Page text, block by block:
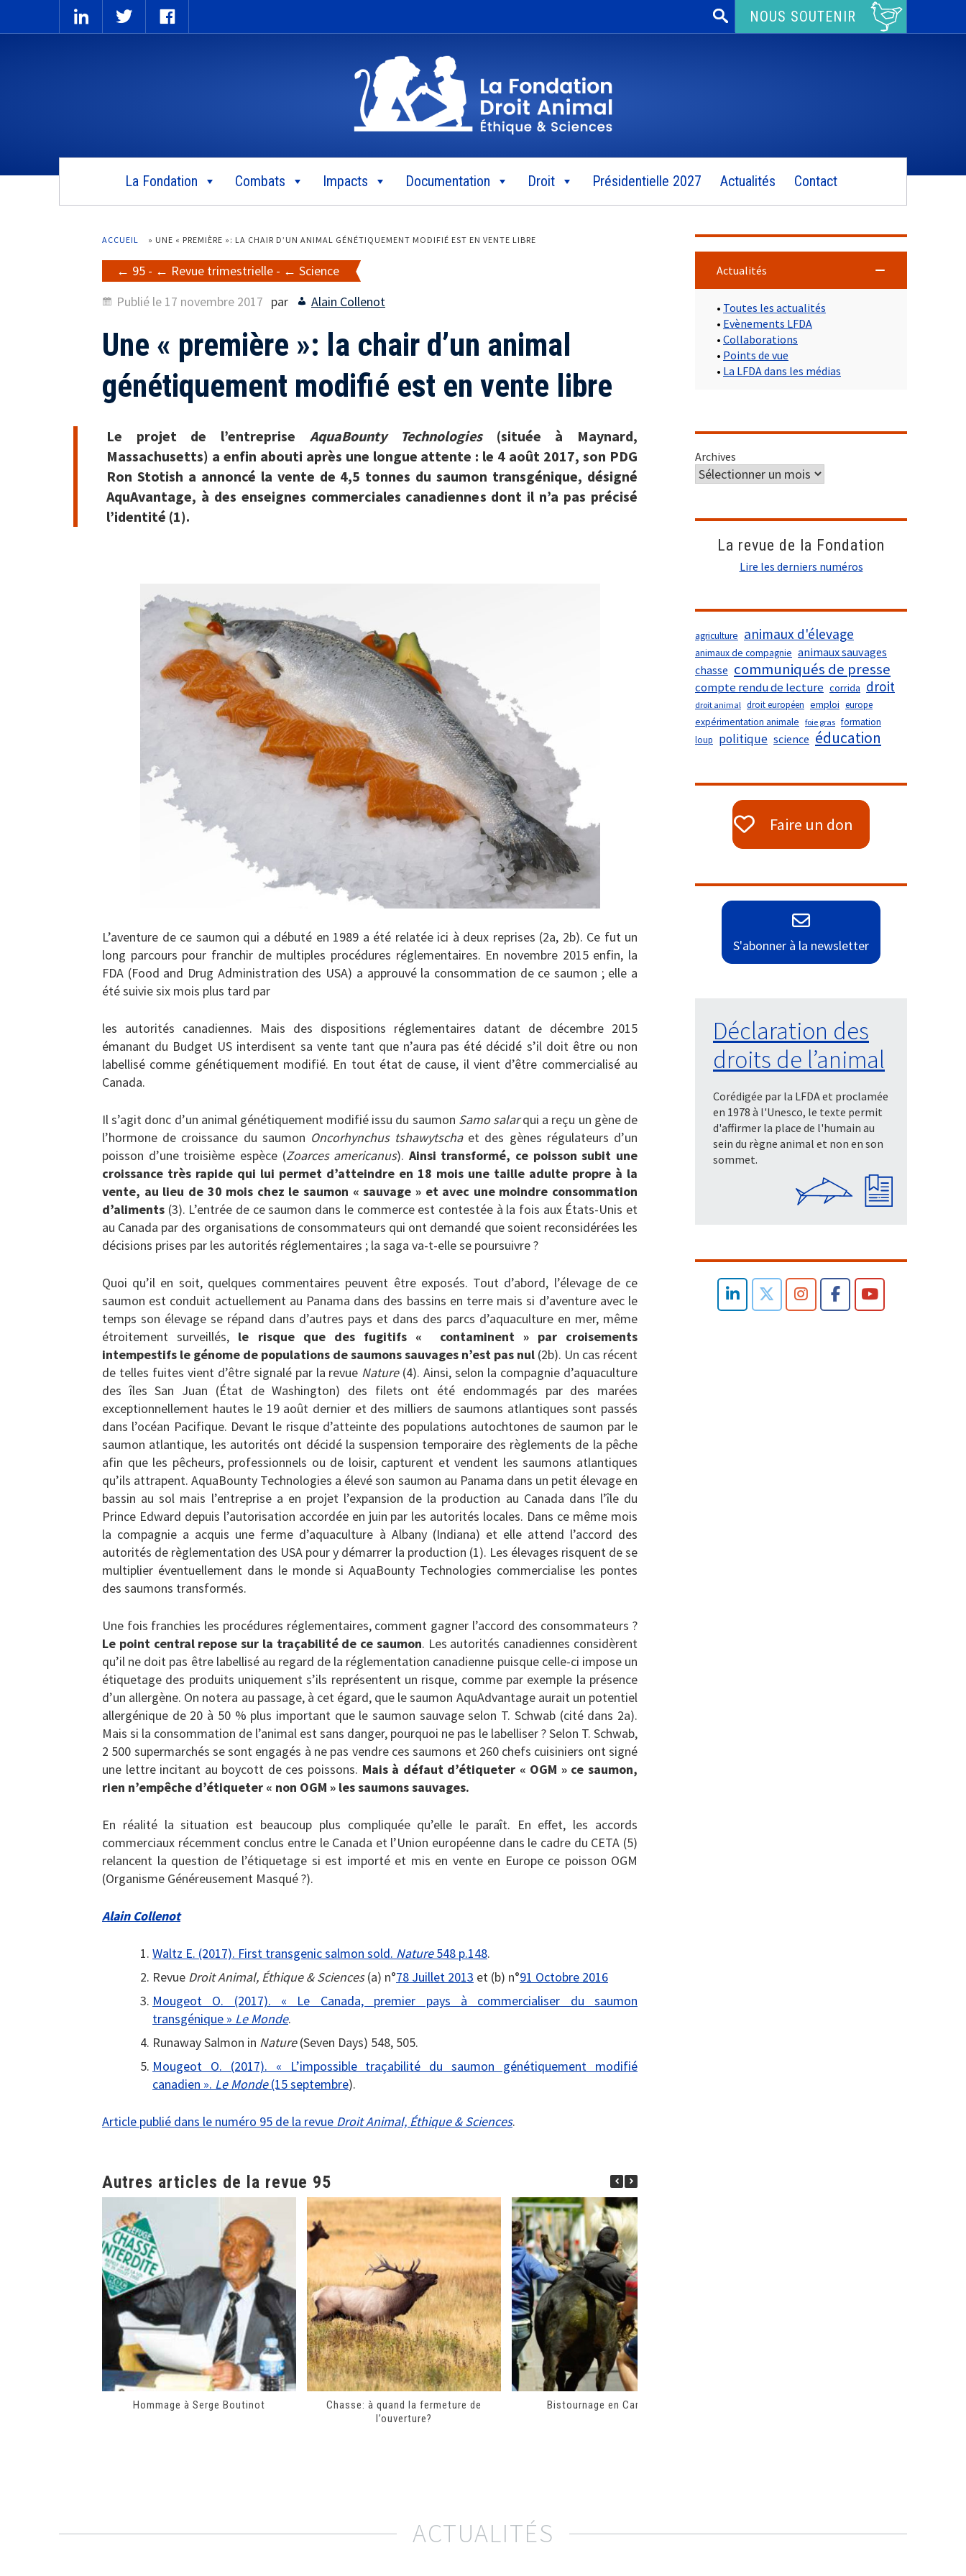
Rechercher :NOUS SOUTENIR
La Fondation Combats Impacts Documentation Droit Présidentielle 2027 Actualités Contact
ACCUEIL » UNE « PREMIÈRE »: LA CHAIR D’UN ANIMAL GÉNÉTIQUEMENT MODIFIÉ EST EN VENTE LIBRE
95 - Revue trimestrielle -
Science
Publié le 17 novembre 2017 par Alain Collenot
Une « première »: la chair d’un animal
génétiquement modifié est en vente libre
Le projet de l’entreprise AquaBounty Technologies(située à Maynard,
Massachusetts) a enfin abouti après une longue attente : le 4 août 2017, son PDG
Ron Stotish a annoncé la vente de 4,5 tonnes du saumon transgénique, désigné
AquAvantage, à des enseignes commerciales canadiennes dont il n’a pas précisé
l’identité (1).
L’aventure de ce saumon qui a débuté en 1989 a été relatée ici à deux reprises (2a, 2b). Ce fut un
long parcours pour franchir de multiples procédures réglementaires. En novembre 2015 enfin, la
FDA (Food and Drug Administration des USA) a approuvé la consommation de ce saumon ; elle a
été suivie six mois plus tard par
les autorités canadiennes. Mais des dispositions réglementaires datant de décembre 2015
émanant du Budget US interdisent sa vente tant que n’aura pas été décidé s’il doit être ou non
labellisé comme génétiquement modifié. En tout état de cause, il vient d’être commercialisé au
Canada.
Il s’agit donc d’un animal génétiquement modifié issu du saumon Samo salarqui a reçu un gène de
l’hormone de croissance du saumon Oncorhynchus tshawytschaet des gènes régulateurs d’un
poisson d’une troisième espèce (Zoarces americanus). Ainsi transformé, ce poisson subit une
croissance très rapide qui lui permet d’atteindre en 18 mois une taille adulte propre à la
vente, au lieu de 30 mois chez le saumon « sauvage » et avec une moindre consommation
d’aliments (3). L’entrée de ce saumon dans le commerce est contestée à la fois aux États-Unis et
au Canada par des organisations de consommateurs qui ont demandé que soient reconsidérées les
décisions prises par les autorités réglementaires ; la saga va-t-elle se poursuivre ?
Quoi qu’il en soit, quelques commentaires peuvent être exposés. Tout d’abord, l’élevage de ce
saumon est conduit actuellement au Panama dans des bassins en terre mais si d’aventure avec le
temps son élevage se répand dans d’autres pays et dans des parcs d’aquaculture en mer, même
étroitement surveillés, le risque que des fugitifs « contaminent » par croisements
intempestifs le génome de populations de saumons sauvages n’est pas nul (2b). Un cas récent
de telles fuites vient d’être signalé par la revue Nature (4). Ainsi, selon la compagnie d’aquaculture
des îles San Juan (État de Washington) des filets ont été endommagés par des marées
exceptionnellement hautes le 19 août dernier et des milliers de saumons atlantiques sont passés
dans l’océan Pacifique. Devant le risque d’atteinte des populations autochtones de saumon par le
saumon atlantique, les autorités ont décidé la suspension temporaire des règlements de la pêche
afin que les pêcheurs, professionnels ou de loisir, capturent et vendent les saumons atlantiques
qu’ils attrapent. AquaBounty Technologies a élevé son saumon au Panama dans un petit élevage en
bassin au sol mais l’entreprise a en projet l’expansion de la production au Canada dans l’île du
Prince Edward depuis l’autorisation accordée en juin par les autorités locales. Dans ce même mois
la compagnie a acquis une ferme d’aquaculture à Albany (Indiana) et elle attend l’accord des
autorités de règlementation des USA pour y démarrer la production (1). Les élevages risquent de se
multiplier éventuellement dans le monde si AquaBounty Technologies commercialise les pontes
des saumons transformés.
Une fois franchies les procédures réglementaires, comment gagner l’accord des consommateurs ?
Le point central repose sur la traçabilité de ce saumon. Les autorités canadiennes considèrent
qu’il ne doit pas être labellisé au regard de la réglementation canadienne puisque celle-ci impose un
étiquetage des produits uniquement s’ils représentent un risque, comme par exemple la présence
d’un allergène. On notera au passage, à cet égard, que le saumon AquAdvantage aurait un potentiel
allergénique de 20 à 50 % plus important que le saumon sauvage selon T. Schwab (cité dans 2a).
Mais si la consommation de l’animal est sans danger, pourquoi ne pas le labelliser ? Selon T. Schwab,
2 500 supermarchés se sont engagés à ne pas vendre ces saumons et 260 chefs cuisiniers ont signé
une lettre incitant au boycott de ces poissons. Mais à défaut d’étiqueter « OGM » ce saumon,
rien n’empêche d’étiqueter « non OGM » les saumons sauvages.
En réalité la situation est beaucoup plus compliquée qu’elle le paraît. En effet, les accords
commerciaux récemment conclus entre le Canada et l’Union européenne dans le cadre du CETA (5)
relancent la question de l’étiquetage si est importé et mis en vente en Europe ce poisson OGM
(Organisme Généreusement Masqué ?).
Alain Collenot
Waltz E. (2017). First transgenic salmon sold. Nature548 p.148.
Revue Droit Animal, Éthique & Sciences(a) n°78 Juillet 2013 et (b) n°91 Octobre 2016
Mougeot O. (2017). « Le Canada, premier pays à commercialiser du saumon
transgénique » Le Monde.
Runaway Salmon in Nature(Seven Days) 548, 505.
Mougeot O. (2017). « L’impossible traçabilité du saumon génétiquement modifié
canadien ». Le Monde(15 septembre).
Article publié dans le numéro 95 de la revue Droit Animal, Éthique & Sciences.
Autres articles de la revue 95
Hommage à Serge Boutinot
Chasse: à quand la fermeture de
l’ouverture?
Bistournage en Camargue
Actualités
• Toutes les actualités
• Evènements LFDA
• Collaborations
• Points de vue
• La LFDA dans les médias
Archives
La revue de la Fondation
Lire les derniers numéros
agriculture animaux d'élevage
animaux de compagnie animaux sauvages
chasse communiqués de presse
compte rendu de lecture corrida droit
droit animal droit européen emploi europe
expérimentation animale foie gras formation
loup politique science éducation
Faire un don
S'abonner à la newsletter
Déclaration des
droits de l’animal
Corédigée par la LFDA et proclamée
en 1978 à l'Unesco, le texte permit
d'affirmer la place de l'humain au
sein du règne animal et non en son
sommet.
ACTUALITÉS